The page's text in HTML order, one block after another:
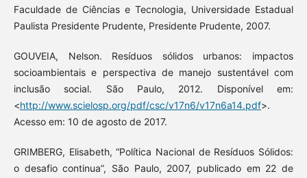
Faculdade de Ciências e Tecnologia, Universidade Estadual
Paulista Presidente Prudente, Presidente Prudente, 2007.
GOUVEIA, Nelson. Resíduos sólidos urbanos: impactos
socioambientais e perspectiva de manejo sustentável com
inclusão social. São Paulo, 2012. Disponível em:
<http://www.scielosp.org/pdf/csc/v17n6/v17n6a14.pdf>.
Acesso em: 10 de agosto de 2017.
GRIMBERG, Elisabeth, “Política Nacional de Resíduos Sólidos:
o desafio continua”, São Paulo, 2007, publicado em 22 de